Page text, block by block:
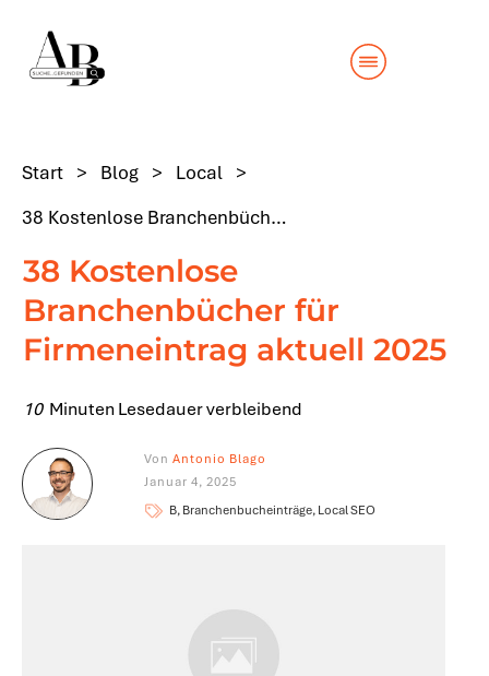
Start > Blog > Local >
38 Kostenlose Branchenbücher für Firmeneintrag aktuell 2025
38 Kostenlose
Branchenbücher für
Firmeneintrag aktuell 2025
10Minuten Lesedauer verbleibend
Von Antonio Blago
Januar 4, 2025
B, Branchenbucheinträge, Local SEO